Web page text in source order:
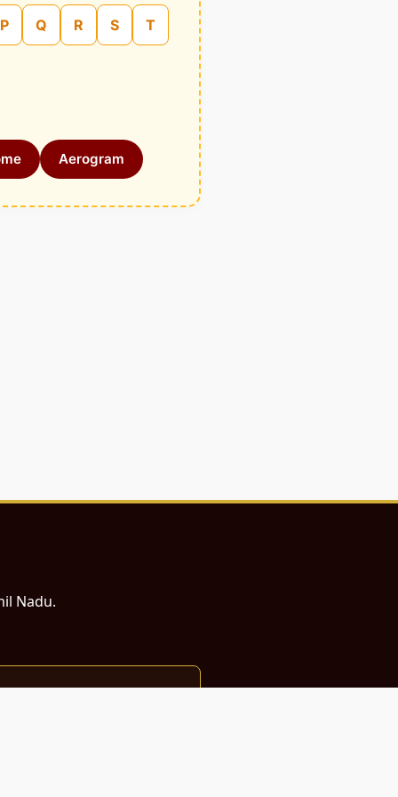
P Q R S T
Aerogram
Nadu.